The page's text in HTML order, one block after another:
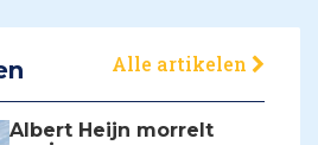
Alle artikelen
Albert Heijn morrelt